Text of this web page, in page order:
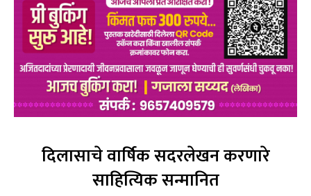
दिलासाचे वार्षिक सदरलेखन करणारे
साहित्यिक सन्मानित